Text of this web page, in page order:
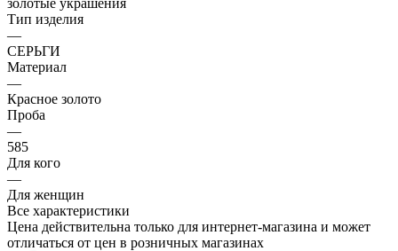
золотые украшения
Тип изделия
—
СЕРЬГИ
Материал
—
Красное золото
Проба
—
585
Для кого
—
Для женщин
Все характеристики
Цена действительна только для интернет-магазина и может
отличаться от цен в розничных магазинах